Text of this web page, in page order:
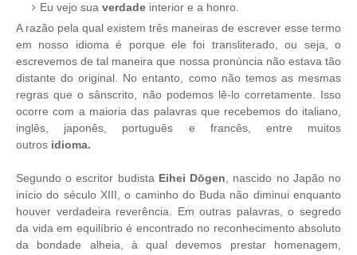
Eu vejo sua verdade interior e a honro.
A razão pela qual existem três maneiras de escrever esse termo
em nosso idioma é porque ele foi transliterado, ou seja, o
escrevemos de tal maneira que nossa pronúncia não estava tão
distante do original. No entanto, como não temos as mesmas
regras que o sânscrito, não podemos lê-lo corretamente. Isso
ocorre com a maioria das palavras que recebemos do italiano,
inglês, japonês, português e francês, entre muitos
outros idioma.
Segundo o escritor budista Eihei Dōgen , nascido no Japão no
início do século XIII, o caminho do Buda não diminui enquanto
houver verdadeira reverência. Em outras palavras, o segredo
da vida em equilíbrio é encontrado no reconhecimento absoluto
da bondade alheia, à qual devemos prestar homenagem,